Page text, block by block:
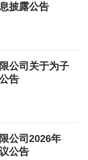
披露公告
公司关于为子
告
公司2026年
公告